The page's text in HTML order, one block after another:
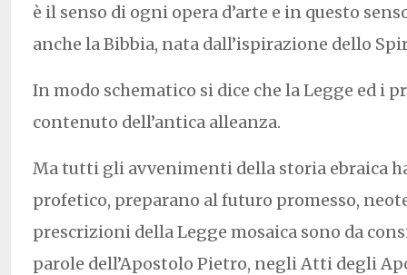
è il senso di ogni opera d’arte e in questo
anche la Bibbia, nata dall’ispirazione dello
In modo schematico si dice che la Legge ed i
contenuto dell’antica alleanza.
Ma tutti gli avvenimenti della storia ebraica
profetico, preparano al futuro promesso,
prescrizioni della Legge mosaica sono da
parole dell’Apostolo Pietro, negli Atti degli